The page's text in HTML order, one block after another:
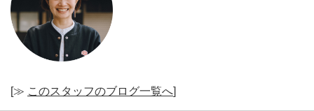
[≫ このスタッフのブログ一覧へ]